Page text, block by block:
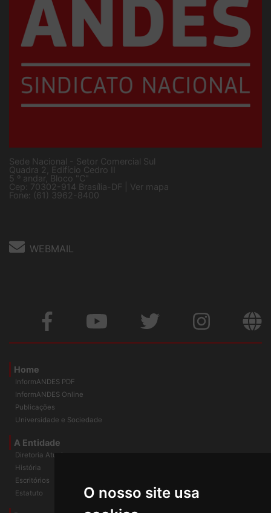
O nosso site usa
Sede Nacional - Setor Comercial Sul
Quadra 2, Edifício Cedro II
5 º andar, Bloco "C"
Cep: 70302-914 Brasília-DF | Ver mapa
Fone: (61) 3962-8400
WEBMAIL
Home
InformANDES PDF
InformANDES Online
Publicações
Universidade e Sociedade
A Entidade
Diretoria Atual
História
Escritórios
Estatuto